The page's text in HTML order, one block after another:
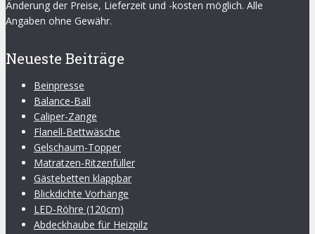
Änderung der Preise, Lieferzeit und -kosten möglich. Alle
Angaben ohne Gewähr.
Neueste Beiträge
Beinpresse
Balance-Ball
Caliper-Zange
Flanell-Bettwäsche
Gelschaum-Topper
Matratzen-Ritzenfüller
Gästebetten klappbar
Blickdichte Vorhänge
LED-Röhre (120cm)
Abdeckhaube für Heizpilz